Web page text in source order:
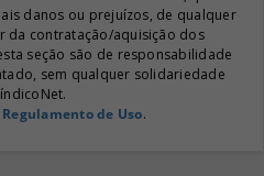
danos ou prejuízos, de qualquer
da contratação/aquisição dos
seção são de responsabilidade
sem qualquer solidariedade
Regulamento de Uso.